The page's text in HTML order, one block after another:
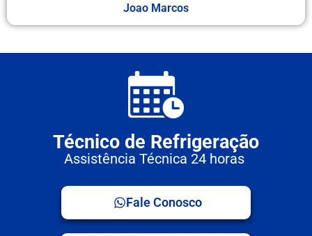
Joao Marcos
Técnico de Refrigeração
Assistência Técnica 24 horas
Fale Conosco